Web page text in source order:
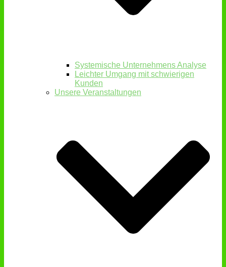
Systemische Unternehmens Analyse
Leichter Umgang mit schwierigen
Kunden
Unsere Veranstaltungen